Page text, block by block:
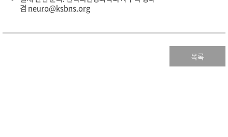
겸 neuro@ksbns.org
목록